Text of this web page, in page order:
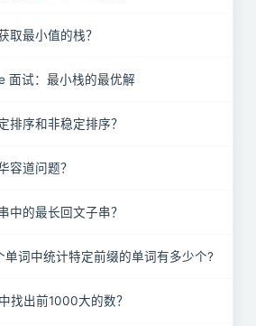
取最小值的栈？
面试：最小栈的最优解
排序和非稳定排序？
容道问题？
中的最长回文子串？
词中统计特定前缀的单词有多少个?
找出前1000大的数？